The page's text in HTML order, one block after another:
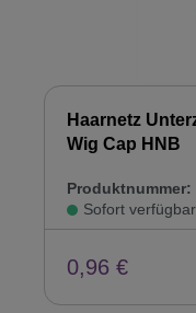
Haarnetz
Wig Cap HNB
Produktnummer:
Sofort verfügbar
0,96 €